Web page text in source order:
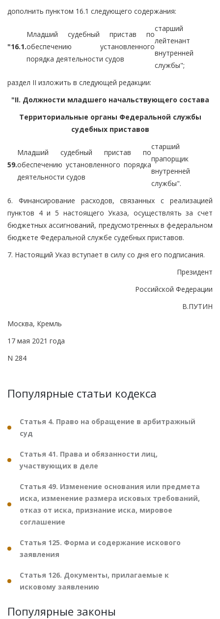
дополнить пунктом 16.1 следующего содержания:
"16.1.
Младший судебный пристав по
обеспечению установленного
порядка деятельности судов
старший
лейтенант
внутренней
службы";
раздел II изложить в следующей редакции:
"II. Должности младшего начальствующего состава
Территориальные органы Федеральной службы
судебных приставов
59.
Младший судебный пристав по
обеспечению установленного порядка
деятельности судов
старший
прапорщик
внутренней
службы".
6. Финансирование расходов, связанных с реализацией
пунктов 4 и 5 настоящего Указа, осуществлять за счет
бюджетных ассигнований, предусмотренных в федеральном
бюджете Федеральной службе судебных приставов.
7. Настоящий Указ вступает в силу со дня его подписания.
Президент
Российской Федерации
В.ПУТИН
Москва, Кремль
17 мая 2021 года
N 284
Популярные статьи кодекса
Статья 4. Право на обращение в арбитражный
суд
Статья 41. Права и обязанности лиц,
участвующих в деле
Статья 49. Изменение основания или предмета
иска, изменение размера исковых требований,
отказ от иска, признание иска, мировое
соглашение
Статья 125. Форма и содержание искового
заявления
Статья 126. Документы, прилагаемые к
исковому заявлению
Популярные законы